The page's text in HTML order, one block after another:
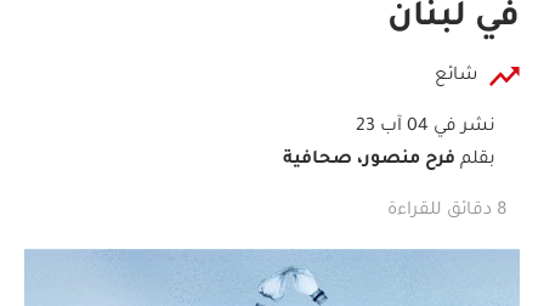
في لبنان
شائع
نشر في 04 آب 23
بقلم فرح منصور، صحافية
8 دقائق للقراءة